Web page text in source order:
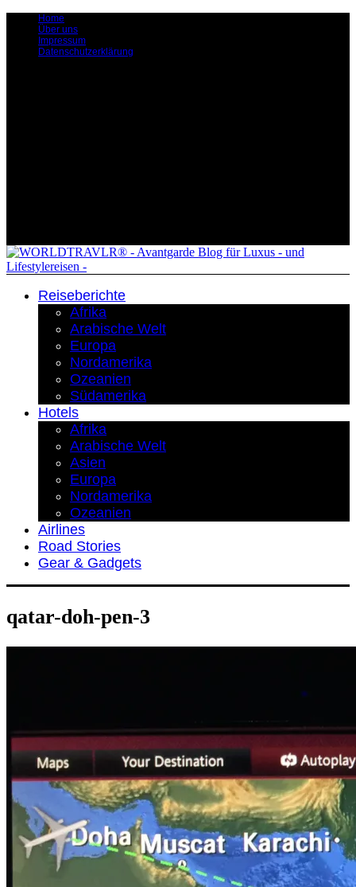
Home
Über uns
Impressum
Datenschutzerklärung
Reiseberichte
Afrika
Arabische Welt
Europa
Nordamerika
Ozeanien
Südamerika
Hotels
Afrika
Arabische Welt
Asien
Europa
Nordamerika
Ozeanien
Airlines
Road Stories
Gear & Gadgets
qatar-doh-pen-3